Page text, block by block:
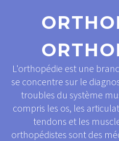
L'orthopédie est une
se concentre sur le
troubles du système
compris les os, les
tendons et les
orthopédistes sont des